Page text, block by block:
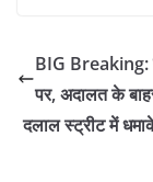
BIG Breaking:
पर, अदालत के
दलाल स्ट्रीट में